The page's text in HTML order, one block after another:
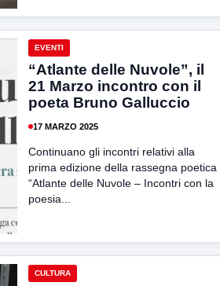
EVENTI
“Atlante delle Nuvole”, il
21 Marzo incontro con il
poeta Bruno Galluccio
17 MARZO 2025
Continuano gli incontri relativi alla
prima edizione della rassegna poetica
“Atlante delle Nuvole – Incontri con la
poesia...
CULTURA